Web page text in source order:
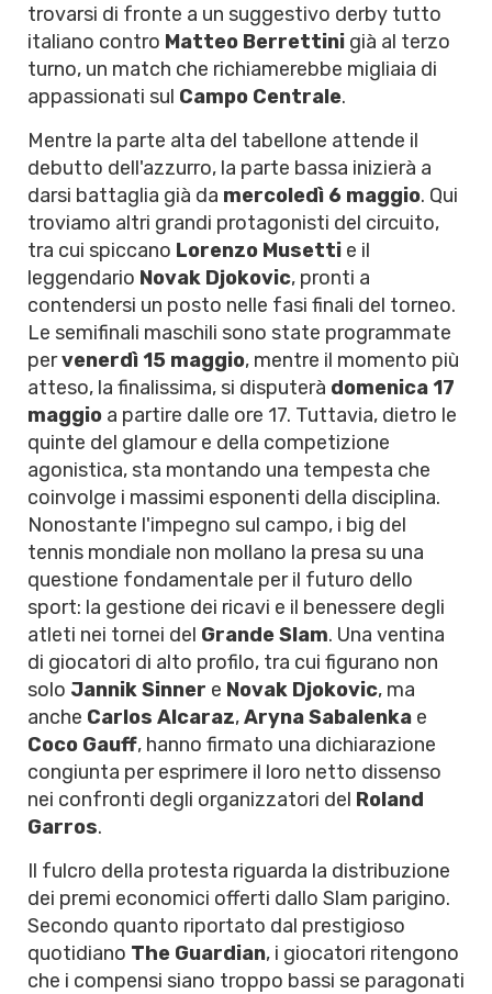
trovarsi di fronte a un suggestivo derby tutto
italiano contro Matteo Berrettini già al terzo
turno, un match che richiamerebbe migliaia di
appassionati sul Campo Centrale.
Mentre la parte alta del tabellone attende il
debutto dell'azzurro, la parte bassa inizierà a
darsi battaglia già da mercoledì 6 maggio. Qui
troviamo altri grandi protagonisti del circuito,
tra cui spiccano Lorenzo Musetti e il
leggendario Novak Djokovic, pronti a
contendersi un posto nelle fasi finali del torneo.
Le semifinali maschili sono state programmate
pervenerdì 15 maggio, mentre il momento più
atteso, la finalissima, si disputerà domenica 17
maggio a partire dalle ore 17. Tuttavia, dietro le
quinte del glamour e della competizione
agonistica, sta montando una tempesta che
coinvolge i massimi esponenti della disciplina.
Nonostante l'impegno sul campo, i big del
tennis mondiale non mollano la presa su una
questione fondamentale per il futuro dello
sport: la gestione dei ricavi e il benessere degli
atleti nei tornei del Grande Slam. Una ventina
di giocatori di alto profilo, tra cui figurano non
solo Jannik Sinner e Novak Djokovic, ma
anche Carlos Alcaraz,Aryna Sabalenka e
Coco Gauff, hanno firmato una dichiarazione
congiunta per esprimere il loro netto dissenso
nei confronti degli organizzatori del Roland
Garros.
Il fulcro della protesta riguarda la distribuzione
dei premi economici offerti dallo Slam parigino.
Secondo quanto riportato dal prestigioso
quotidiano The Guardian, i giocatori ritengono
che i compensi siano troppo bassi se paragonati